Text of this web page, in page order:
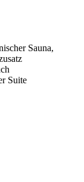
Sauna,
Suite